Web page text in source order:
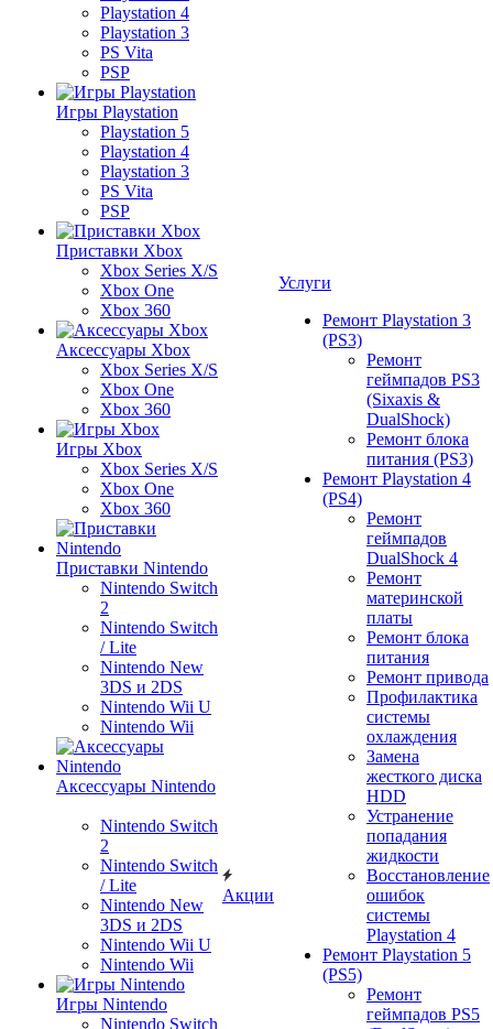
Playstation 4
Playstation 3
PS Vita
PSP
Игры Playstation
Playstation 5
Playstation 4
Playstation 3
PS Vita
PSP
Приставки Xbox
Xbox Series X/S
Xbox One
Xbox 360
Аксессуары Xbox
Xbox Series X/S
Xbox One
Xbox 360
Игры Xbox
Xbox Series X/S
Xbox One
Xbox 360
Приставки Nintendo
Nintendo Switch
2
Nintendo Switch
/ Lite
Nintendo New
3DS и 2DS
Nintendo Wii U
Nintendo Wii
Аксессуары Nintendo
Nintendo Switch
2
Nintendo Switch
/ Lite
Nintendo New
3DS и 2DS
Nintendo Wii U
Nintendo Wii
Игры Nintendo
Nintendo Switch
Акции
Услуги
Ремонт Playstation 3
(PS3)
Ремонт
геймпадов PS3
(Sixaxis &
DualShock)
Ремонт блока
питания (PS3)
Ремонт Playstation 4
(PS4)
Ремонт
геймпадов
DualShock 4
Ремонт
материнской
платы
Ремонт блока
питания
Ремонт привода
Профилактика
системы
охлаждения
Замена
жесткого диска
HDD
Устранение
попадания
жидкости
Восстановление
ошибок
системы
Playstation 4
Ремонт Playstation 5
(PS5)
Ремонт
геймпадов PS5